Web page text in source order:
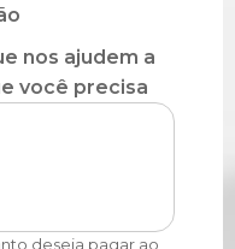
nos ajudem a
você precisa
deseja pagar ao